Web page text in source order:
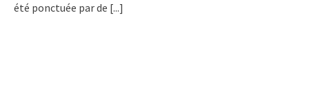
été ponctuée par de [...]